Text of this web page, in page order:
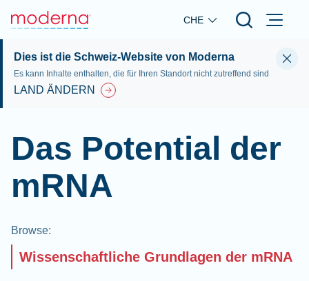
Skip to main content
CHE
Dies ist die Schweiz-Website von Moderna
Es kann Inhalte enthalten, die für Ihren Standort nicht zutreffend sind
LAND ÄNDERN
Das Potential der
mRNA
Browse:
Wissenschaftliche Grundlagen der mRNA